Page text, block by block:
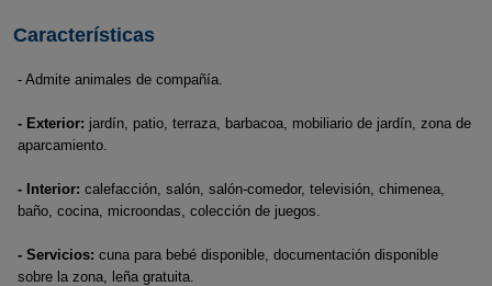
Características
- Admite animales de compañía.
- Exterior: jardín, patio, terraza, barbacoa, mobiliario de jardín, zona de
aparcamiento.
- Interior: calefacción, salón, salón-comedor, televisión, chimenea,
baño, cocina, microondas, colección de juegos.
- Servicios: cuna para bebé disponible, documentación disponible
sobre la zona, leña gratuita.